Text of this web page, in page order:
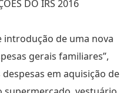
DO IRS 2016
introdução de uma nova
gerais familiares”,
em aquisição de